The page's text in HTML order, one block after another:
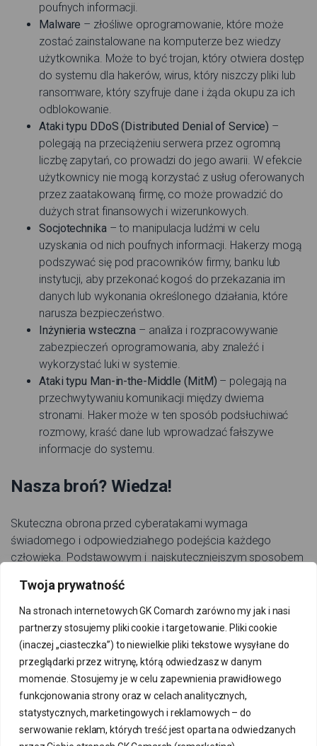
Twoja prywatność
Na stronach internetowych GK Comarch zarówno my jak i nasi
partnerzy stosujemy pliki cookie i targetowanie. Pliki cookie
(inaczej „ciasteczka”) to niewielkie pliki tekstowe wysyłane do
przeglądarki przez witrynę, którą odwiedzasz w danym
momencie. Stosujemy je w celu zapewnienia prawidłowego
funkcjonowania strony oraz w celach analitycznych,
statystycznych, marketingowych i reklamowych – do
serwowanie reklam, których treść jest oparta na odwiedzanych
poufnych informacji.
Malware – złośliwe oprogramowanie, które może
zostać zainstalowane na komputerze bez wiedzy
użytkownika. Może to być trojan, który otwiera dostęp
do systemu dla hakerów, wirus, który niszczy pliki lub
ransomware, który szyfruje dane i żąda okupu za ich
odblokowanie.
Ataki typu DDoS (Distributed Denial of Service) –
polegają na przeciążeniu serwera przez ogromną
liczbę zapytań, co prowadzi do jego awarii. W efekcie
użytkownicy nie mogą korzystać z usług oferowanych
przez zaatakowaną firmę, co może prowadzić do
dużych strat finansowych i wizerunkowych.
Socjotechnika– to manipulacja ludźmi w celu
uzyskania od nich poufnych informacji. Hakerzy mogą
podszywać się pod pracowników firmy, banku lub
instytucji, aby przekonać kogoś do przekazania im
danych lub wykonania określonego działania, które
narusza bezpieczeństwo.
Inżynieria wsteczna – analiza i rozpracowywanie
zabezpieczeń oprogramowania, aby znaleźć i
wykorzystać luki w systemie.
Ataki typu Man-in-the-Middle (MitM) – polegają na
przechwytywaniu komunikacji między dwiema
stronami. Haker może w ten sposób podsłuchiwać
rozmowy, kraść dane lub wprowadzać fałszywe
informacje do systemu.
Nasza broń? Wiedza!
Skuteczna obrona przed cyberatakami wymaga
świadomego i odpowiedzialnego podejścia każdego
człowieka. Podstawowym i najskuteczniejszym sposobem
każdy jest w stanie chronić siebie i swoją firmę. Wiedza na
temat metod hakerów raz sposobów zabezpieczania
danych może uchronić firmę przed ogromnymi problemami i
stratami. Oto kilka kluczowych kroków, które możemy
podjąć, aby zwiększyć swoje bezpieczeństwo i
zabezpieczyć przedsiębiorstwo:
Edukacja i szkolenia
– czyli podstawa i klucz do
bezpiecznych danych. Regularne szkolenia z zakresu
cyberbezpieczeństwa powinny być standardem w